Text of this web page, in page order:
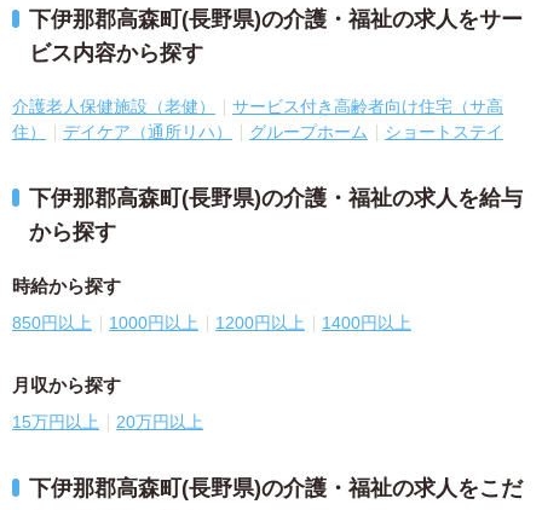
下伊那郡高森町(長野県)の介護・福祉の求人をサー
ビス内容から探す
介護老人保健施設（老健）
サービス付き高齢者向け住宅（サ高
住）
デイケア（通所リハ） グループホーム ショートステイ
下伊那郡高森町(長野県)の介護・福祉の求人を給与
から探す
時給から探す
850円以上 1000円以上 1200円以上 1400円以上
月収から探す
15万円以上 20万円以上
下伊那郡高森町(長野県)の介護・福祉の求人をこだ